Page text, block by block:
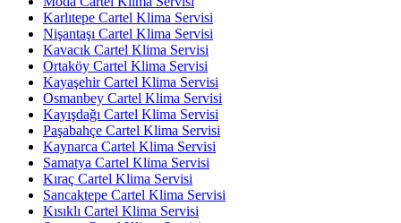
Karlıtepe Cartel Klima Servisi
Nişantaşı Cartel Klima Servisi
Kavacık Cartel Klima Servisi
Ortaköy Cartel Klima Servisi
Kayaşehir Cartel Klima Servisi
Osmanbey Cartel Klima Servisi
Kayışdağı Cartel Klima Servisi
Paşabahçe Cartel Klima Servisi
Kaynarca Cartel Klima Servisi
Samatya Cartel Klima Servisi
Kıraç Cartel Klima Servisi
Sancaktepe Cartel Klima Servisi
Kısıklı Cartel Klima Servisi